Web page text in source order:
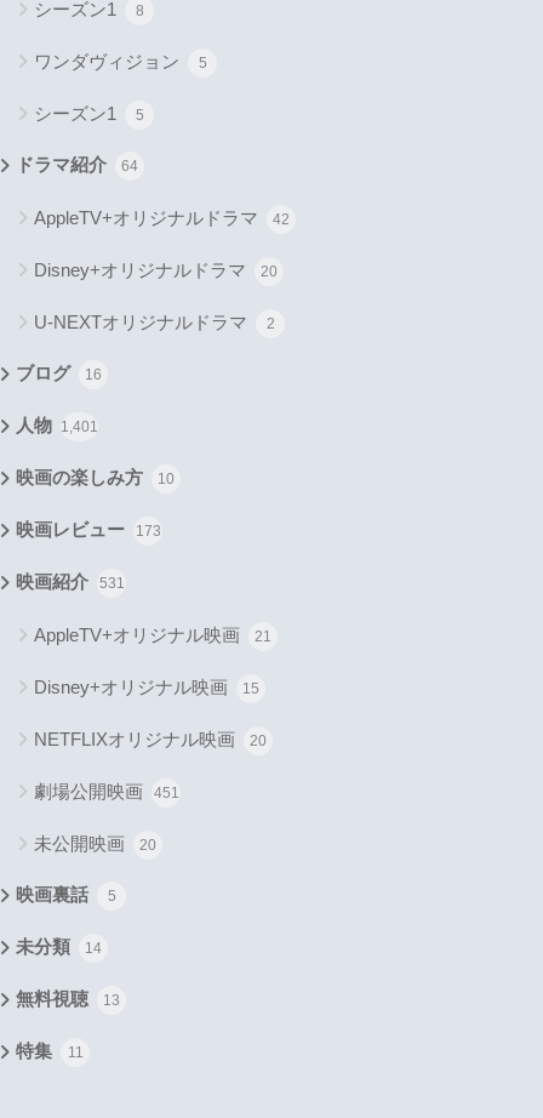
シーズン1 8
ワンダヴィジョン 5
シーズン1 5
ドラマ紹介 64
AppleTV+オリジナルドラマ 42
Disney+オリジナルドラマ 20
U-NEXTオリジナルドラマ 2
ブログ 16
人物 1,401
映画の楽しみ方 10
映画レビュー 173
映画紹介 531
AppleTV+オリジナル映画 21
Disney+オリジナル映画 15
NETFLIXオリジナル映画 20
劇場公開映画 451
未公開映画 20
映画裏話 5
未分類 14
無料視聴 13
特集 11